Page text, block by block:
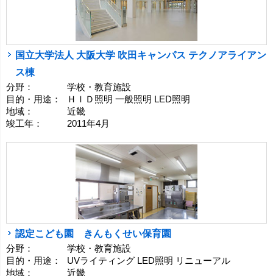
国立大学法人 大阪大学 吹田キャンパス テクノアライアン
ス棟
分野：
学校・教育施設
目的・用途：
ＨＩＤ照明 一般照明 LED照明
地域：
近畿
竣工年：
2011年4月
認定こども園 きんもくせい保育園
分野：
学校・教育施設
目的・用途：
UVライティング LED照明 リニューアル
地域：
近畿